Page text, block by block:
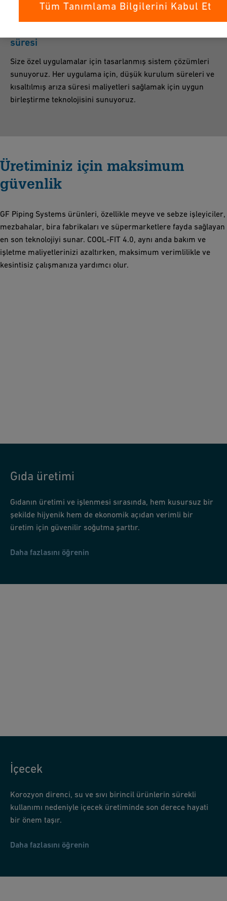
süresi
Size özel uygulamalar için tasarlanmış sistem çözümleri
sunuyoruz. Her uygulama için, düşük kurulum süreleri ve
kısaltılmış arıza süresi maliyetleri sağlamak için uygun
birleştirme teknolojisini sunuyoruz.
Üretiminiz için maksimum
güvenlik
GF Piping Systems ürünleri, özellikle meyve ve sebze işleyiciler,
mezbahalar, bira fabrikaları ve süpermarketlere fayda sağlayan
en son teknolojiyi sunar. COOL-FIT 4.0, aynı anda bakım ve
işletme maliyetlerinizi azaltırken, maksimum verimlilikle ve
kesintisiz çalışmanıza yardımcı olur.
Gıda üretimi
Gıdanın üretimi ve işlenmesi sırasında, hem kusursuz bir
şekilde hijyenik hem de ekonomik açıdan verimli bir
üretim için güvenilir soğutma şarttır.
Daha fazlasını öğrenin
İçecek
Korozyon direnci, su ve sıvı birincil ürünlerin sürekli
kullanımı nedeniyle içecek üretiminde son derece hayati
bir önem taşır.
Daha fazlasını öğrenin
Tüm Tanımlama Bilgilerini Kabul Et